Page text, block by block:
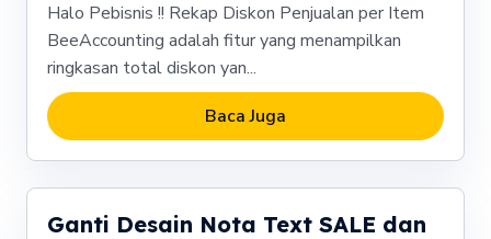
Halo Pebisnis !! Rekap Diskon Penjualan per Item
BeeAccounting adalah fitur yang menampilkan
ringkasan total diskon yan...
Baca Juga
Ganti Desain Nota Text SALE dan